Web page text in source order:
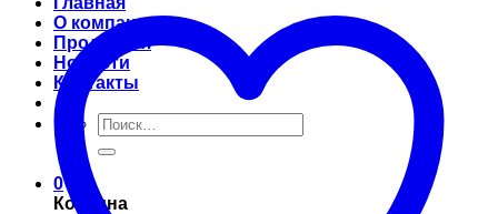
О компании
Продукция
Новости
Контакты
Искать:
0
Корзина